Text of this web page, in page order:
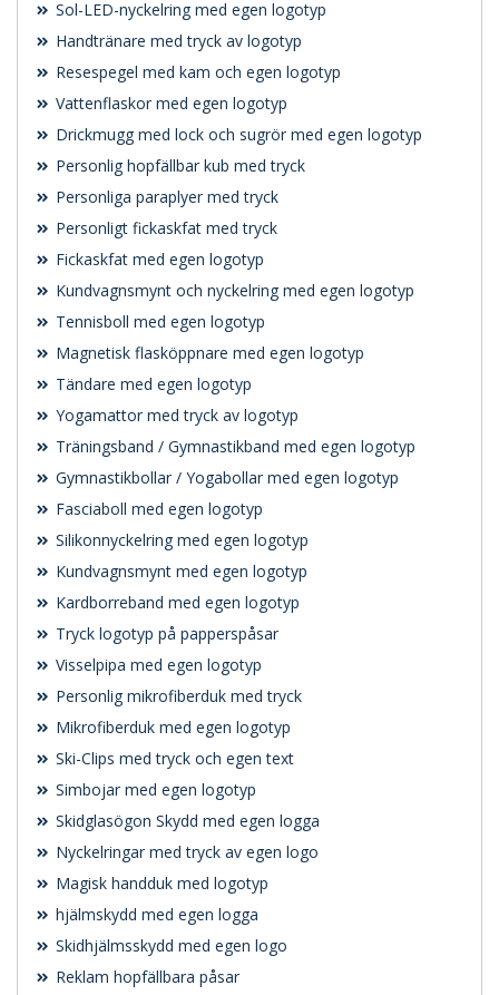
Sol-LED-nyckelring med egen logotyp
Handtränare med tryck av logotyp
Resespegel med kam och egen logotyp
Vattenflaskor med egen logotyp
Drickmugg med lock och sugrör med egen logotyp
Personlig hopfällbar kub med tryck
Personliga paraplyer med tryck
Personligt fickaskfat med tryck
Fickaskfat med egen logotyp
Kundvagnsmynt och nyckelring med egen logotyp
Tennisboll med egen logotyp
Magnetisk flasköppnare med egen logotyp
Tändare med egen logotyp
Yogamattor med tryck av logotyp
Träningsband / Gymnastikband med egen logotyp
Gymnastikbollar / Yogabollar med egen logotyp
Fasciaboll med egen logotyp
Silikonnyckelring med egen logotyp
Kundvagnsmynt med egen logotyp
Kardborreband med egen logotyp
Tryck logotyp på papperspåsar
Visselpipa med egen logotyp
Personlig mikrofiberduk med tryck
Mikrofiberduk med egen logotyp
Ski-Clips med tryck och egen text
Simbojar med egen logotyp
Skidglasögon Skydd med egen logga
Nyckelringar med tryck av egen logo
Magisk handduk med logotyp
hjälmskydd med egen logga
Skidhjälmsskydd med egen logo
Reklam hopfällbara påsar